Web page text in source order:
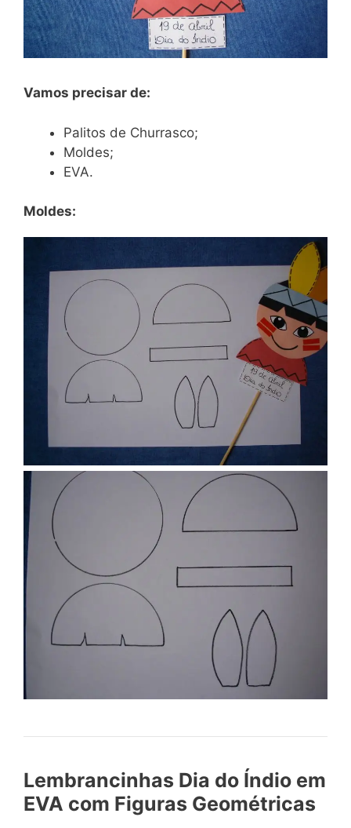
Vamos precisar de:
Palitos de Churrasco;
Moldes;
EVA.
Moldes:
Lembrancinhas Dia do Índio em
EVA com Figuras Geométricas